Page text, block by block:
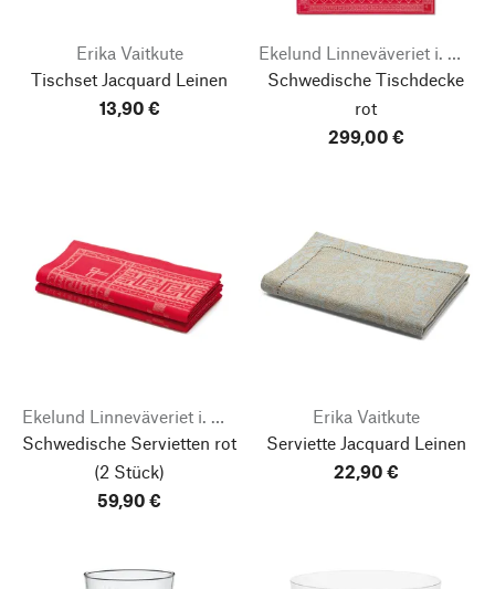
Erika Vaitkute
Tischset Jacquard Leinen
13,90 €
Ekelund Linneväveriet i. Horred
Schwedische Tischdecke
rot
299,00 €
Ekelund Linneväveriet i. Horred
Schwedische Servietten rot
(2 Stück)
59,90 €
Erika Vaitkute
Serviette Jacquard Leinen
22,90 €